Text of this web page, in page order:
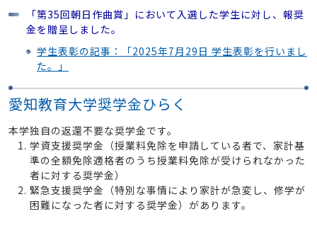
「第35回朝日作曲賞」において入選した学生に対し、報奨
金を贈呈しました。
学生表彰の記事：「2025年7月29日 学生表彰を行いまし
た。」
愛知教育大学奨学金ひらく
本学独自の返還不要な奨学金です。
学資支援奨学金（授業料免除を申請している者で、家計基
準の全額免除適格者のうち授業料免除が受けられなかった
者に対する奨学金）
緊急支援奨学金（特別な事情により家計が急変し、修学が
困難になった者に対する奨学金）があります。